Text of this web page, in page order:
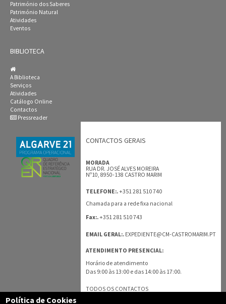
Património dos Saberes
Património Natural
Atividades
Eventos
BIBLIOTECA
A Biblioteca
Serviços
Atividades
Catálogo Online
Contactos
Pressreader
CONTACTOS GERAIS
MORADA
RUA DR. JOSÉ ALVES MOREIRA
Nº10, 8950-138 CASTRO MARIM
TELEFONE:.+351 281 510 740
Chamada para a rede fixa nacional
Fax:.+351 281 510 743
EMAIL GERAL:. EXPEDIENTE@CM-CASTROMARIM.PT
ATENDIMENTO PRESENCIAL:
Horário de atendimento
Das 9:00 às 13:00 e das 14:00 às 17:00.
TODOS OS CONTACTOS
Política de Cookies